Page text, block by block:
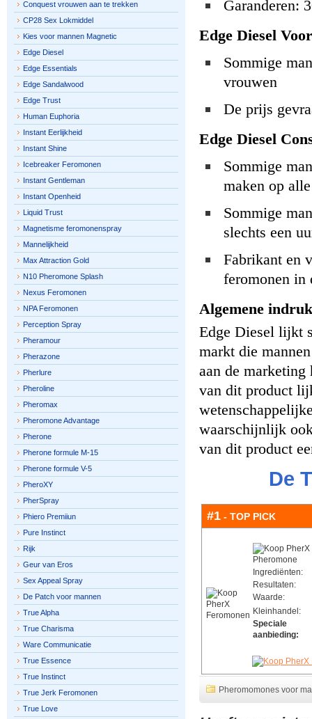
Garanderen:
Edge Diesel
Sommige
vrouwen
De prijs
Edge Diesel
Sommige
maken op alle
Sommige
slechts een
Fabrikant en
feromonen in
Algemene
Edge Diesel lijkt
markt die
aan de
van dit product
waarschijnlijk
van dit product
De
#1 - TOP PICK
Ingrediënten:
Resultaten:
Waarde:
Kleinhandel:
Speciale
aanbieding:
Pheromomones voor
Conquest vrouwen aan te trekken
CP28 Sex Lokmiddel
Kies voor mannen Magnetic
Edge Diesel
Edge Essentials
Edge Sandalwood
Edge Trust
Human Euphoria
Instant Eerlijkheid
Instant Shine
Icebreaker Feromonen
Instant Gentleman
Instant Openheid
Liquid Trust
Magnetisme feromonenspray
Mannelijkheid
Max Attraction Gold
N10 Pheromone Splash
Nexus Feromonen
NPA Feromonen
Perception Spray
Pheramour
Pherazone
Pherlure
Pheroline
Pheromax
Pheromone Advantage
Pherone
Pherone formule M-15
Pherone formule V-5
PheroXY
PherSpray
Phiero Premiiun
Pure Instinct
Rijk
Geur van Eros
Sex Appeal Spray
De Patch voor mannen
True Alpha
True Charisma
Ware Communicatie
True Essence
True Instinct
True Jerk Feromonen
True Love